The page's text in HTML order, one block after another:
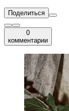
Поделиться
0
комментарии